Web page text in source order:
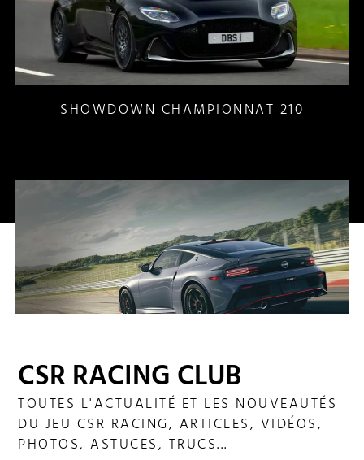
SHOWDOWN CHAMPIONNAT 210
SHOWDOWN COLLECTIONS 215
CSR RACING CLUB
TOUTES L'ACTUALITÉ ET LES NOUVEAUTÉS
DU JEU CSR RACING, ARTICLES, VIDÉOS,
PHOTOS, ASTUCES, TRUCS...